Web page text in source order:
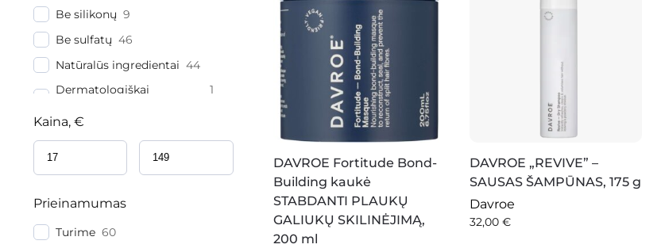
DAVROE Fortitude Bond-
Building kaukė
STABDANTI PLAUKŲ
GALIUKŲ SKILINĖJIMĄ,
200 ml
DAVROE „REVIVE” –
SAUSAS ŠAMPŪNAS, 175 g
Davroe
32,00 €
Lengvesniam iššukavimui
Spalvos apsaugai
Plaukų tiesinimui 2
Garbanų formavimui
Be silikonų 9
Be sulfatų 46
Natūralūs ingredientai 44
Dermatologiškai
1
Kaina, €
Prieinamumas
Turime 60